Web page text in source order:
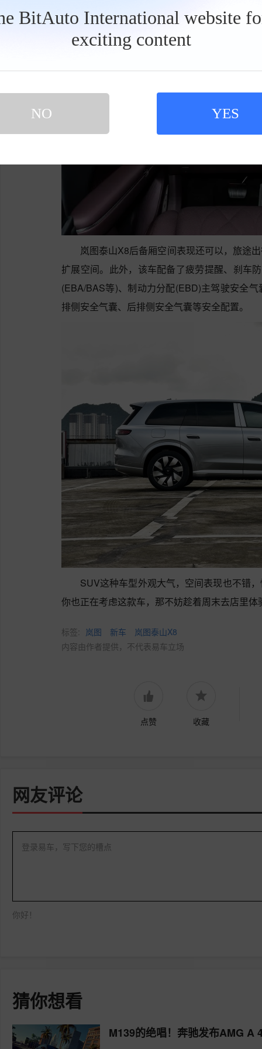
BitAuto International website
exciting content
NO YES
岚图泰山X8后备厢空间表现还可以，旅途
扩展空间。此外，该车配备了疲劳提醒、刹车
(EBA/BAS等)、制动力分配(EBD)主驾驶安全
排侧安全气囊、后排侧安全气囊等安全配置。
SUV这种车型外观大气，空间表现也不错
你也正在考虑这款车，那不妨趁着周末去店里体
标签: 岚图 新车
岚图泰山X8
内容由作者提供，不代表易车立场
点赞 收藏
网友评论
登录易车，写下您的槽点
你好！
猜你想看
M139的绝唱！奔驰发布AMG A